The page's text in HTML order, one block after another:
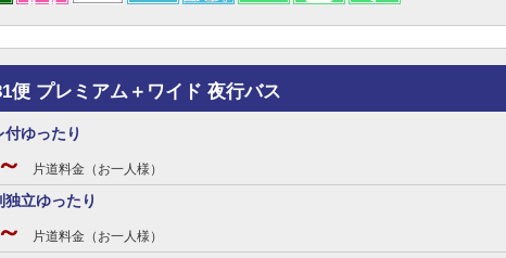
便 プレミアム＋ワイド 夜行バス
ゆったり
片道料金（お一人様）
立ゆったり
片道料金（お一人様）